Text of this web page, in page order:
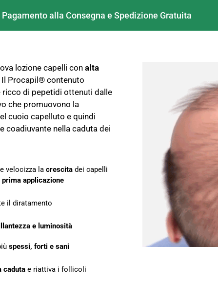
Pagamento alla Consegna e Spedizione Gratuita
lozione capelli con alta
Il Procapil® contenuto
ricco di pepetidi ottenuti dalle
che promuovono la
cuoio capelluto e quindi
coadiuvante nella caduta dei
velocizza lacrescita dei capelli
prima applicazione
il diratamento
e luminosità
spessi, forti e sani
caduta e riattiva i follicoli